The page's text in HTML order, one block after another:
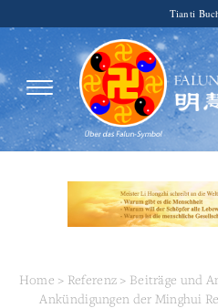
Tianti
Home > Referenz > Beiträge und
Ankündigungen der Minghui